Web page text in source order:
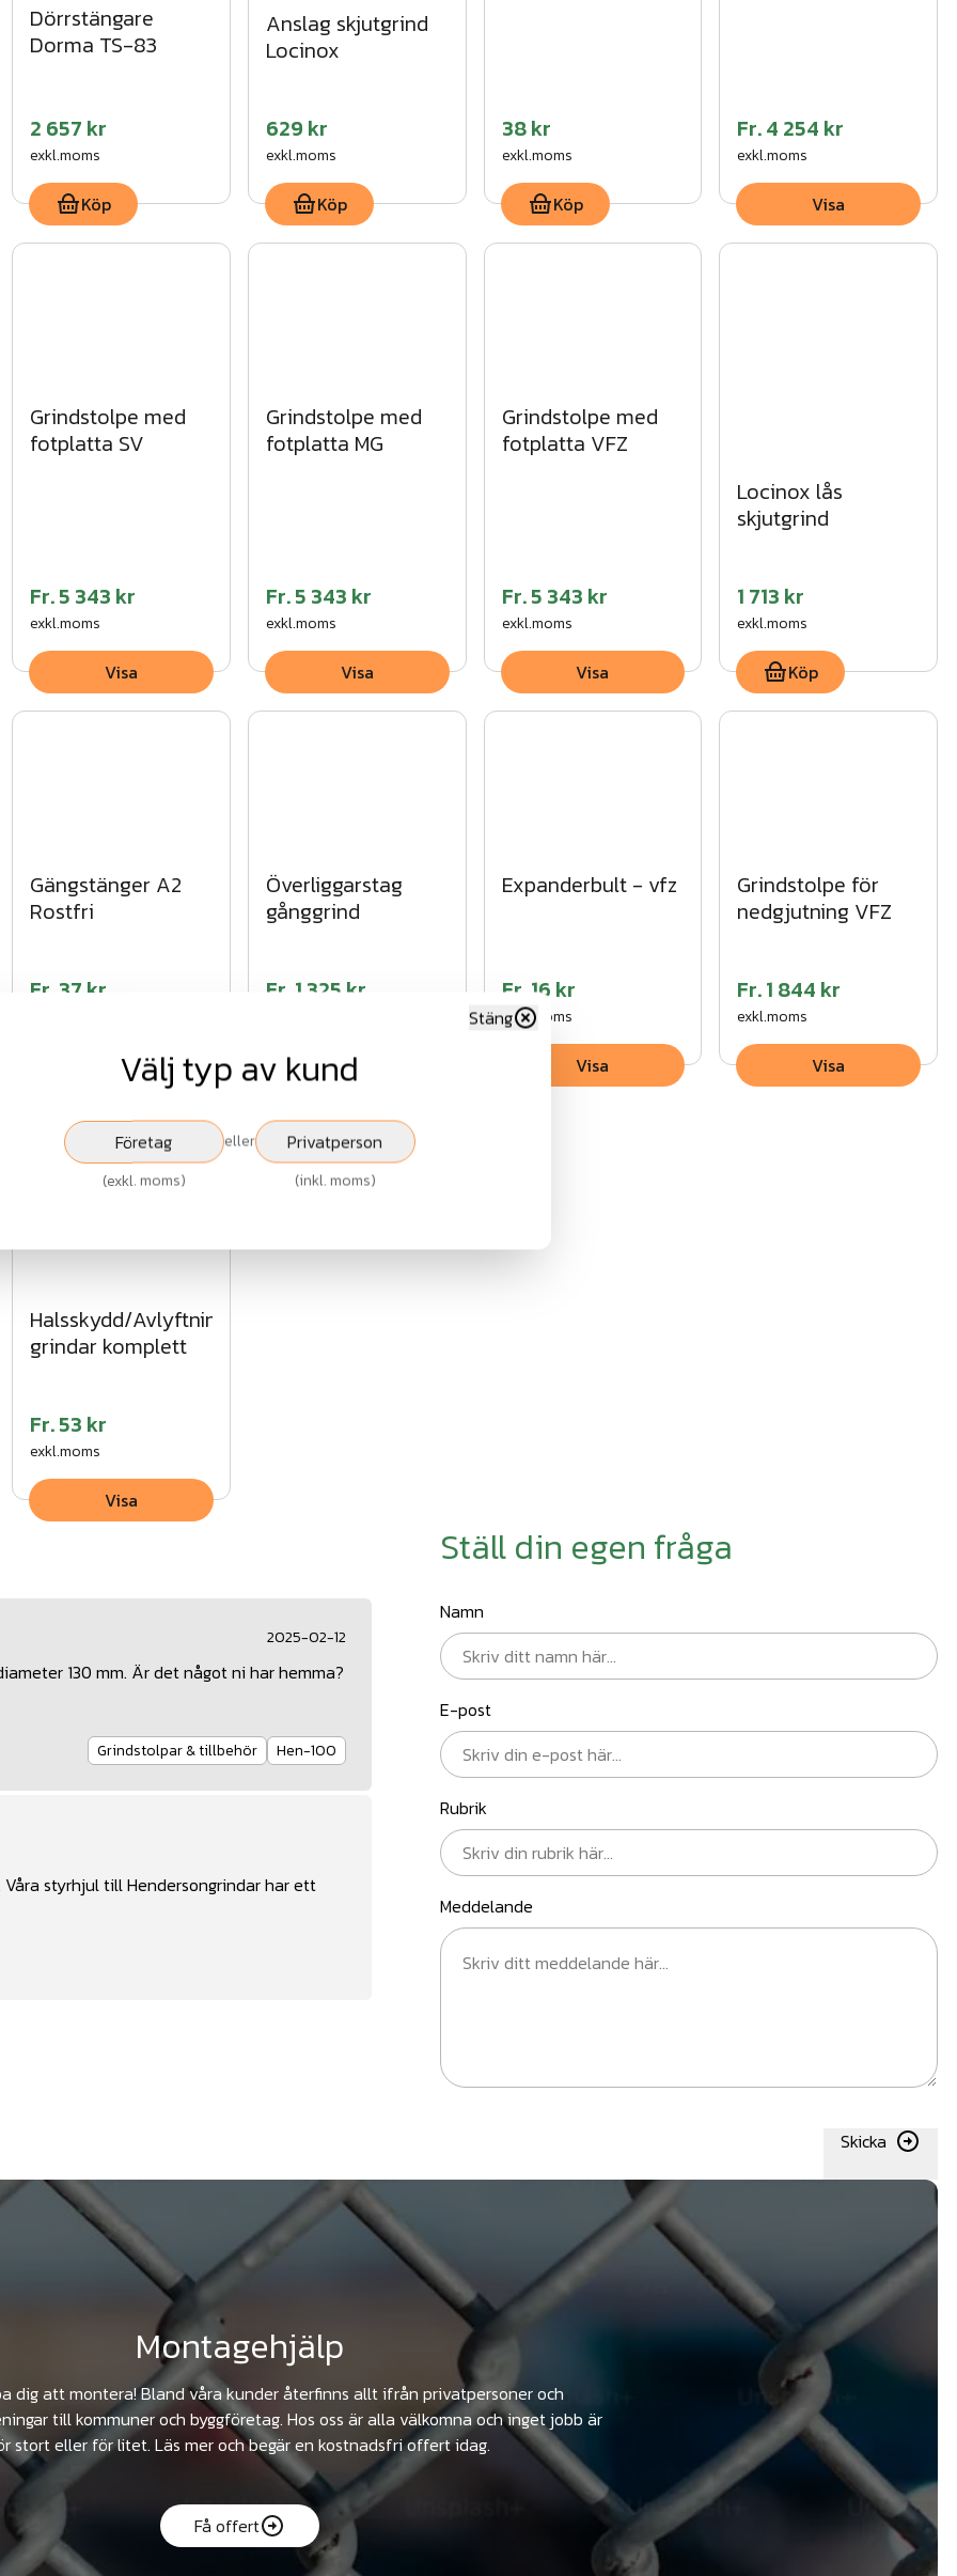
Dörrstängare
Dorma TS-83
2 657 kr
exkl.moms
Köp
Anslag skjutgrind
Locinox
629 kr
exkl.moms
Köp
38 kr
exkl.moms
Köp
Fr.4 254 kr
exkl.moms
Visa
Grindstolpe med
fotplatta SV
Fr.5 343 kr
exkl.moms
Visa
Grindstolpe med
fotplatta MG
Fr.5 343 kr
exkl.moms
Visa
Grindstolpe med
fotplatta VFZ
Fr.5 343 kr
exkl.moms
Visa
Locinox lås
skjutgrind
1 713 kr
exkl.moms
Köp
Gängstänger A2
Rostfri
Fr. 37 kr
Visa
Överliggarstag
gånggrind
Fr. 1 325 kr
Visa
Expanderbult - vfz
Fr. 16 kr
exkl.moms
Visa
Grindstolpe för
nedgjutning VFZ
Fr.1 844 kr
exkl.moms
Visa
Halsskydd/Avlyftningsskydd
grindar komplett
Fr.53 kr
exkl.moms
Visa
2025-02-12
130 mm. Är det något ni har hemma?
Grindstolpar & tillbehör Hen-100
styrhjul till Hendersongrindar har ett
Ställ din egen fråga
Namn
E-post
Rubrik
Meddelande
Skicka
Montagehjälp
dig att montera! Bland våra kunder återfinns allt ifrån privatpersoner och
till kommuner och byggföretag. Hos oss är alla välkomna och inget jobb är
stort eller för litet. Läs mer och begär en kostnadsfri offert idag.
Få offert
Välj typ av kund
Stäng
Företag
(exkl. moms)
eller Privatperson
(inkl. moms)